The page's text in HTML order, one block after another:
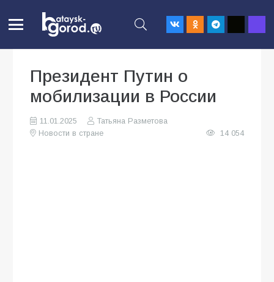
Президент Путин о
мобилизации в России
11.01.2025
Татьяна Разметова
Новости в стране
14 054